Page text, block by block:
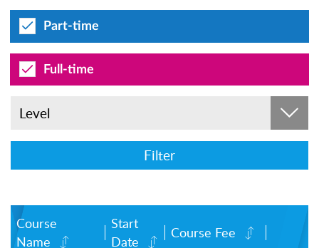
Part-time
Full-time
Level
Filter
Course
Name
Start
Date
Course Fee